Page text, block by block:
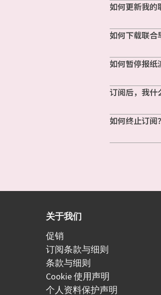
如何更新我的
如何下载联合
如何暂停报纸
订阅后，我什
如何终止订阅？
关于我们
促销
订阅条款与细则
条款与细则
Cookie 使用声明
个人资料保护声明